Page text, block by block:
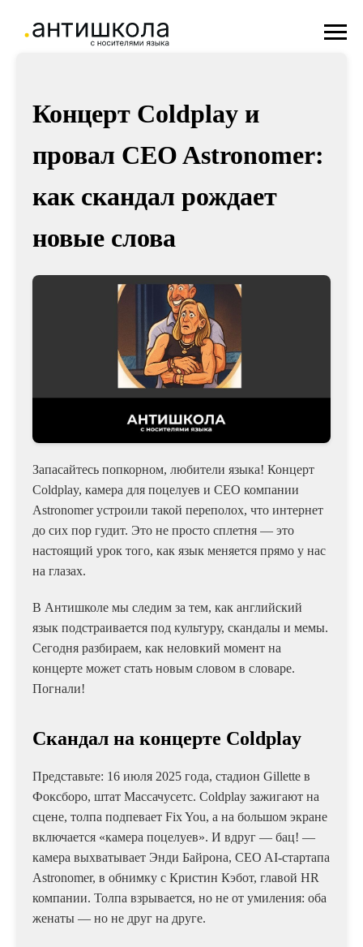
Концерт Coldplay и
провал CEO Astronomer:
как скандал рождает
новые слова
Запасайтесь попкорном, любители языка! Концерт
Coldplay, камера для поцелуев и CEO компании
Astronomer устроили такой переполох, что интернет
до сих пор гудит. Это не просто сплетня — это
настоящий урок того, как язык меняется прямо у нас
на глазах.
В Антишколе мы следим за тем, как английский
язык подстраивается под культуру, скандалы и мемы.
Сегодня разбираем, как неловкий момент на
концерте может стать новым словом в словаре.
Погнали!
Скандал на концерте Coldplay
Представьте: 16 июля 2025 года, стадион Gillette в
Фоксборо, штат Массачусетс. Coldplay зажигают на
сцене, толпа подпевает Fix You, а на большом экране
включается «камера поцелуев». И вдруг — бац! —
камера выхватывает Энди Байрона, CEO AI-стартапа
Astronomer, в обнимку с Кристин Кэбот, главой HR
компании. Толпа взрывается, но не от умиления: оба
женаты — но не друг на друге.